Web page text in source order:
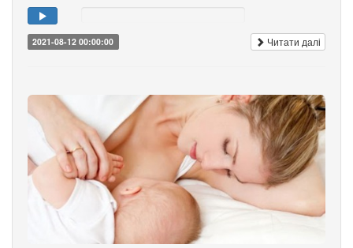
2021-08-12 00:00:00 Читати далі